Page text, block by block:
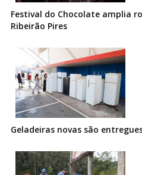
Festival do Chocolate amplia
Ribeirão Pires
Geladeiras novas são